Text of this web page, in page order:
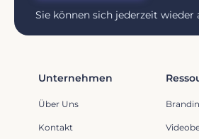
Sie können sich jederzeit wieder
Unternehmen
Über Uns
Kontakt